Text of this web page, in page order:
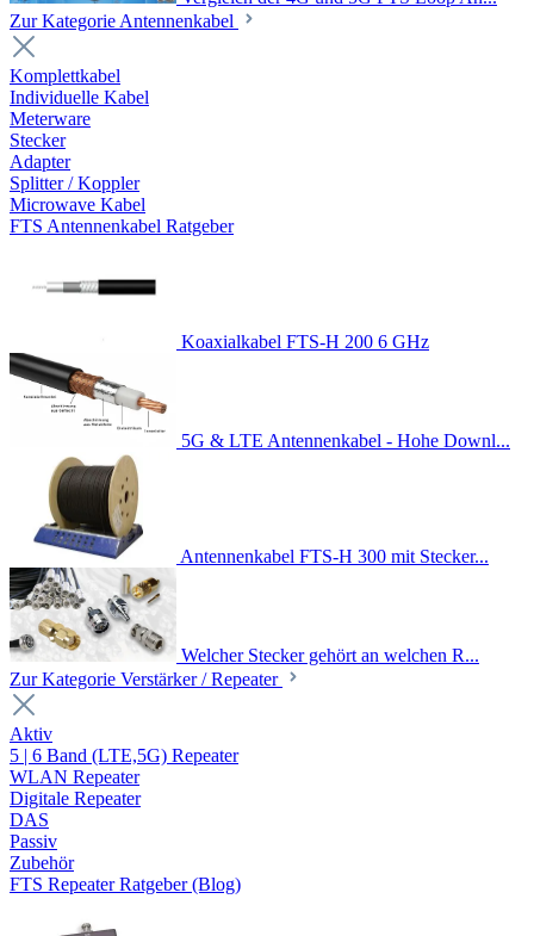
Zur Kategorie Antennenkabel
Komplettkabel
Individuelle Kabel
Meterware
Stecker
Adapter
Splitter / Koppler
Microwave Kabel
FTS Antennenkabel Ratgeber
Koaxialkabel FTS-H 200 6 GHz
5G & LTE Antennenkabel - Hohe Downl...
Antennenkabel FTS-H 300 mit Stecker...
Welcher Stecker gehört an welchen R...
Zur Kategorie Verstärker / Repeater
Aktiv
5 | 6 Band (LTE,5G) Repeater
WLAN Repeater
Digitale Repeater
DAS
Passiv
Zubehör
FTS Repeater Ratgeber (Blog)